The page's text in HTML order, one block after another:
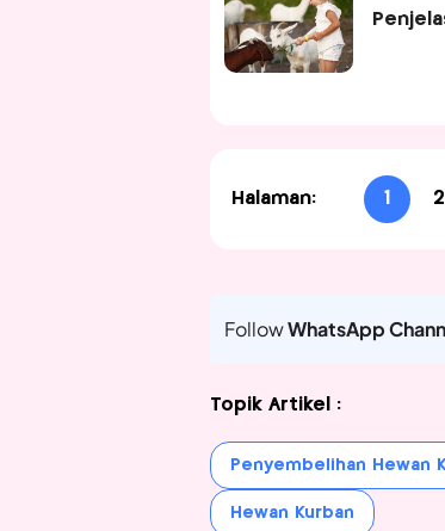
Halaman: 1 2
FollowWhatsApp
Topik Artikel :
Penyembelihan Hewan
Hewan Kurban